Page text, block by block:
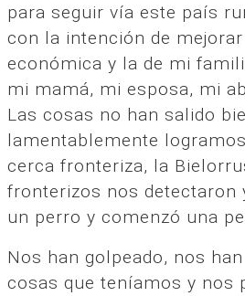
para seguir vía este país
con la intención de
económica y la de mi
mi mamá, mi esposa, mi
Las cosas no han salido
lamentablemente
cerca fronteriza, la
fronterizos nos detectaron
un perro y comenzó una
Nos han golpeado, nos
cosas que teníamos y nos